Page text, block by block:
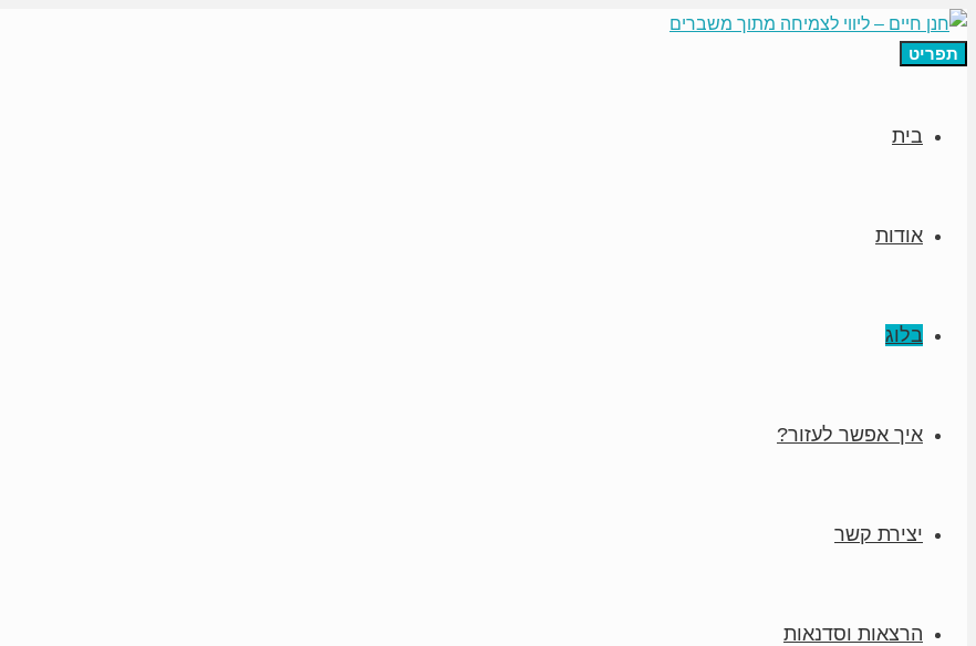
תפריט
בית
אודות
בלוג
איך אפשר לעזור?
יצירת קשר
הרצאות וסדנאות